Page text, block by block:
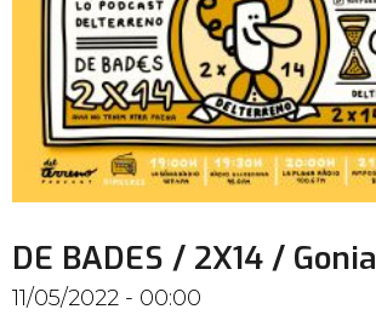
DE BADES / 2X14 / Gonia
11/05/2022 - 00:00